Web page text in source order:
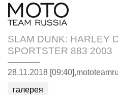
SLAM DUNK: HARLEY
SPORTSTER 883 2003
28.11.2018 [09:40],
галерея